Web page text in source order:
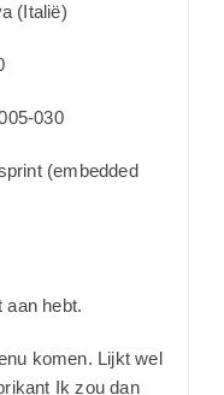
(Italië)
030
(embedded
aan hebt.
komen. Lijkt wel
Ik zou dan